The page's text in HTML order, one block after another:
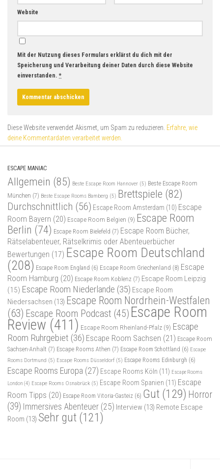
Website
Mit der Nutzung dieses Formulars erklärst du dich mit der
Speicherung und Verarbeitung deiner Daten durch diese Website
einverstanden. *
Diese Website verwendet Akismet, um Spam zu reduzieren. Erfahre, wie
deine Kommentardaten verarbeitet werden.
ESCAPE MANIAC
Allgemein (85) Beste Escape Room Hannover (5) Beste Escape Room
München (7) Beste Escape Rooms Bamberg (5) Brettspiele (82)
Durchschnittlich (56) Escape Room Amsterdam (10) Escape
Room Bayern (20) Escape Room Belgien (9) Escape Room
Berlin (74) Escape Room Bielefeld (7) Escape Room Bücher,
Rätselabenteuer, Rätselkrimis oder Abenteuerbücher
Bewertungen (17) Escape Room Deutschland
(208) Escape Room England (6) Escape Room Griechenland (8) Escape
Room Hamburg (20) Escape Room Koblenz (7) Escape Room Leipzig
(15) Escape Room Niederlande (35) Escape Room
Niedersachsen (13) Escape Room Nordrhein-Westfalen
(63) Escape Room Podcast (45) Escape Room
Review (411) Escape Room Rheinland-Pfalz (9) Escape
Room Ruhrgebiet (36) Escape Room Sachsen (21) Escape Room
Sachsen-Anhalt (7) Escape Rooms Athen (7) Escape Room Schottland (6) Escape
Rooms Dortmund (5) Escape Rooms Düsseldorf (5) Escape Rooms Edinburgh (6)
Escape Rooms Europa (27) Escape Rooms Köln (11) Escape Rooms
London (4) Escape Rooms Osnabrück (5) Escape Room Spanien (11) Escape
Room Tipps (20) Escape Room Vitoria-Gasteiz (6) Gut (129) Horror
(39) Immersives Abenteuer (25) Interview (13) Remote Escape
Room (13) Sehr gut (121)